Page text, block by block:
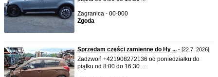
Zagranica - 00-000
Zgoda
Sprzedam części zamienne do Hy ... - [22.7. 2026]
Zadzwoń +421908272136 od poniedziałku do
piątku od 8:00 do 16:30 ...